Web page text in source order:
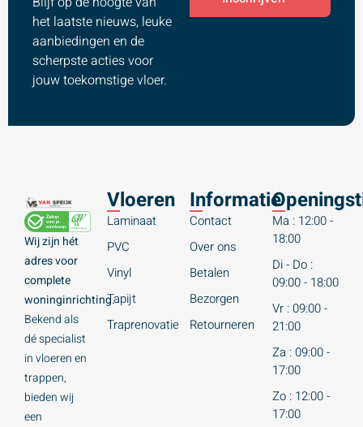
het laatste nieuws, leuke
aanbiedingen en de
scherpste acties voor
jouw toekomstige vloer.
Wij zijn hét
adres voor
complete
woninginrichting.
Bekend als
dé specialist
in vloeren en
trappen,
bieden wij
een
Vloeren
Laminaat
PVC
Vinyl
Tapijt
Traprenovatie
Informatie
Contact
Over ons
Betalen
Bezorgen
Retourneren
Ma : 12:00 -
18:00
Di - Do :
09:00 - 18:00
Vr : 09:00 -
21:00
Za : 09:00 -
17:00
Zo : 12:00 -
17:00